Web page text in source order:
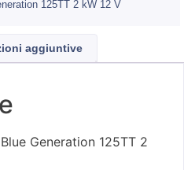
125TT 2 kW 12 V
aggiuntive
Generation 125TT 2